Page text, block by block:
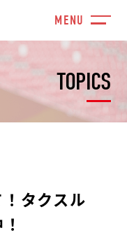
TOPICS
タクスル